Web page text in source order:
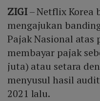
ZIGI– Netflix Korea
mengajukan
Pajak Nasional atas
membayar pajak
juta) atau setara
menyusul hasil
2021 lalu.